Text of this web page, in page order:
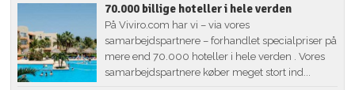
70.000 billige hoteller i hele verden
På Viviro.com har vi – via vores
samarbejdspartnere – forhandlet specialpriser på
mere end 70.000 hoteller i hele verden . Vores
samarbejdspartnere køber meget stort ind...